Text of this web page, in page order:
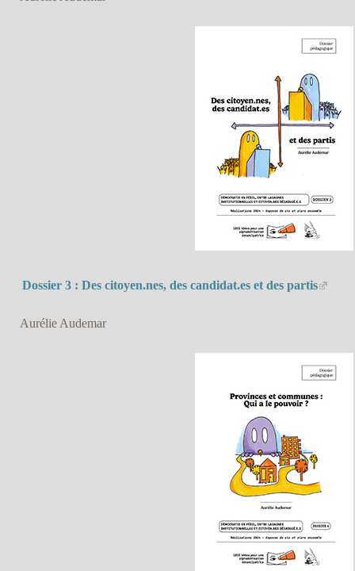
Dossier 3 : Des citoyen.nes, des candidat.es et des partis
Aurélie Audemar